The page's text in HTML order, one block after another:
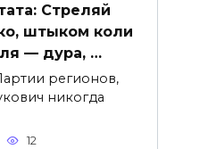
Стреляй
штыком коли
— дура, …
регионов,
никогда
12